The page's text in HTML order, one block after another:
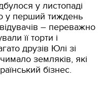
у листопаді
у перший тиждень
– переважно
її торти і
друзів Юлі зі
земляків, які
бізнес.